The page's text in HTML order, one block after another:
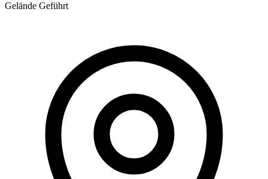
Gelände Geführt